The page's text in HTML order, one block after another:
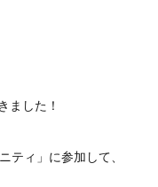
ました！
ティ」に参加して、